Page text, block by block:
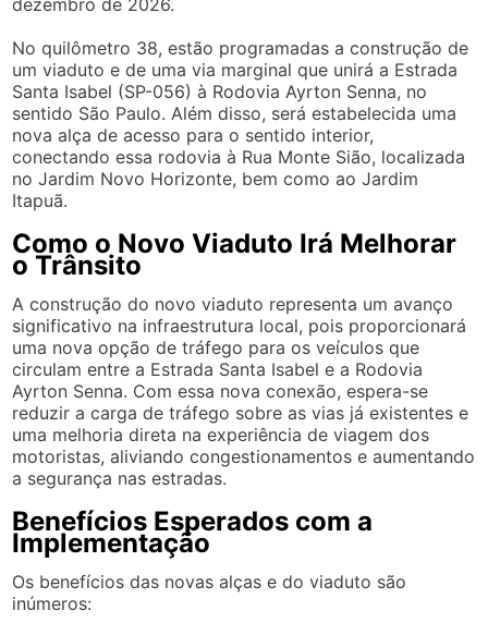
No quilômetro 38, estão programadas a construção de
um viaduto e de uma via marginal que unirá a Estrada
Santa Isabel (SP-056) à Rodovia Ayrton Senna, no
sentido São Paulo. Além disso, será estabelecida uma
nova alça de acesso para o sentido interior,
conectando essa rodovia à Rua Monte Sião, localizada
no Jardim Novo Horizonte, bem como ao Jardim
Itapuã.
Como o Novo Viaduto Irá Melhorar
o Trânsito
A construção do novo viaduto representa um avanço
significativo na infraestrutura local, pois proporcionará
uma nova opção de tráfego para os veículos que
circulam entre a Estrada Santa Isabel e a Rodovia
Ayrton Senna. Com essa nova conexão, espera-se
reduzir a carga de tráfego sobre as vias já existentes e
uma melhoria direta na experiência de viagem dos
motoristas, aliviando congestionamentos e aumentando
a segurança nas estradas.
Benefícios Esperados com a
Implementação
Os benefícios das novas alças e do viaduto são
inúmeros: